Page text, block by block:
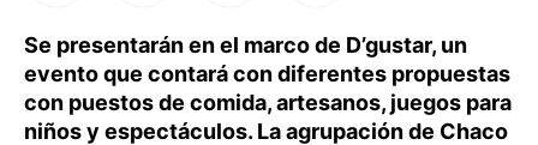
Se presentarán en el marco de D’gustar, un
evento que contará con diferentes propuestas
con puestos de comida, artesanos, juegos para
niños y espectáculos. La agrupación de Chaco